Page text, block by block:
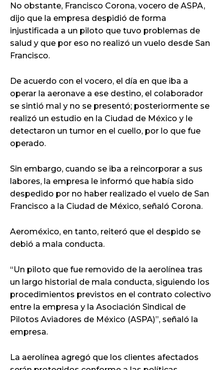
No obstante, Francisco Corona, vocero de ASPA,
dijo que la empresa despidió de forma
injustificada a un piloto que tuvo problemas de
salud y que por eso no realizó un vuelo desde San
Francisco.
De acuerdo con el vocero, el día en que iba a
operar la aeronave a ese destino, el colaborador
se sintió mal y no se presentó; posteriormente se
realizó un estudio en la Ciudad de México y le
detectaron un tumor en el cuello, por lo que fue
operado.
Sin embargo, cuando se iba a reincorporar a sus
labores, la empresa le informó que había sido
despedido por no haber realizado el vuelo de San
Francisco a la Ciudad de México, señaló Corona.
Aeroméxico, en tanto, reiteró que el despido se
debió a mala conducta.
“Un piloto que fue removido de la aerolínea tras
un largo historial de mala conducta, siguiendo los
procedimientos previstos en el contrato colectivo
entre la empresa y la Asociación Sindical de
Pilotos Aviadores de México (ASPA)”, señaló la
empresa.
La aerolínea agregó que los clientes afectados